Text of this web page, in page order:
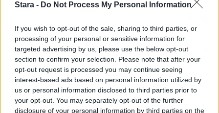
Stara - Do Not Process My Personal Information
If you wish to opt-out of the sale, sharing to third parties, or
processing of your personal or sensitive information for
targeted advertising by us, please use the below opt-out
section to confirm your selection. Please note that after your
opt-out request is processed you may continue seeing
interest-based ads based on personal information utilized by
us or personal information disclosed to third parties prior to
your opt-out. You may separately opt-out of the further
disclosure of your personal information by third parties on the